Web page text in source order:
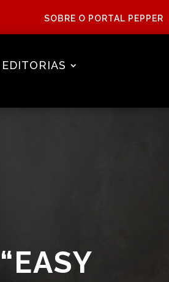
SOBRE O PORTAL PEPPER
EDITORIAS